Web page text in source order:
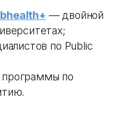
— двойной
по Public
программы по